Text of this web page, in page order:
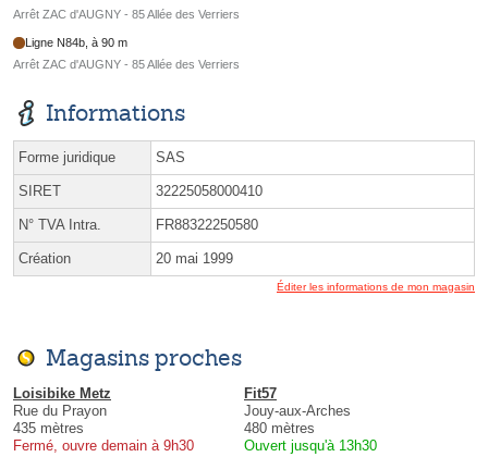
Arrêt ZAC d'AUGNY - 85 Allée des Verriers
Ligne N84b, à 90 m
Arrêt ZAC d'AUGNY - 85 Allée des Verriers
Informations
Forme juridique SAS
SIRET 32225058000410
N° TVA Intra. FR88322250580
Création 20 mai 1999
Éditer les informations de mon magasin
Magasins proches
Loisibike Metz
Rue du Prayon
435 mètres
Fermé, ouvre demain à 9h30
Fit57
Jouy-aux-Arches
480 mètres
Ouvert jusqu'à 13h30